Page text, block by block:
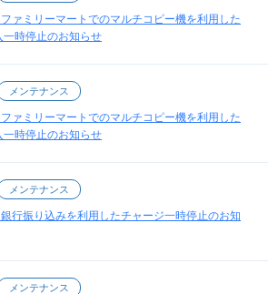
ァミリーマートでのマルチコピー機を利用した
一時停止のお知らせ
メンテナンス
ァミリーマートでのマルチコピー機を利用した
一時停止のお知らせ
メンテナンス
行振り込みを利用したチャージ一時停止のお知
メンテナンス